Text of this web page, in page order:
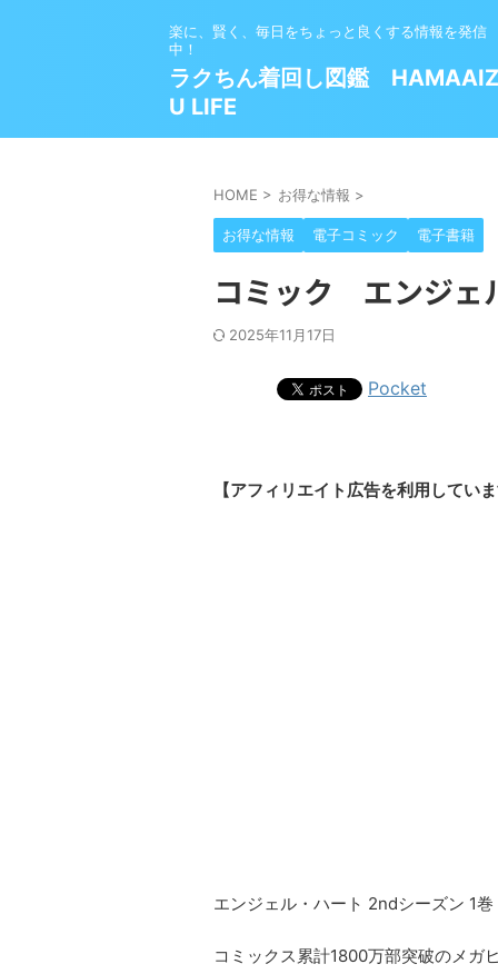
楽に、賢く、毎日をちょっと良くする情報を発信
中！
ラクちん着回し図鑑 HAMAAIZ
U LIFE
HOME > お得な情報 >
お得な情報 電子コミック 電子書籍
コミック エンジ
2025年11月17日
Pocket
【アフィリエイト広告を利用していま
エンジェル・ハート 2ndシーズン 1巻
コミックス累計1800万部突破のメガ